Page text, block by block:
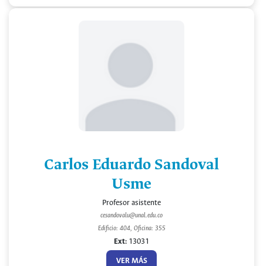
Carlos Eduardo Sandoval
Usme
Profesor asistente
cesandovalu@unal.edu.co
Edificio: 404, Oficina: 355
Ext: 13031
VER MÁS